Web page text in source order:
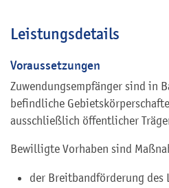
Leistungsdetails
Voraussetzungen
Zuwendungsempfänger sind in
befindliche
ausschließlich öffentlicher
Bewilligte Vorhaben sind
der Breitbandförderung des